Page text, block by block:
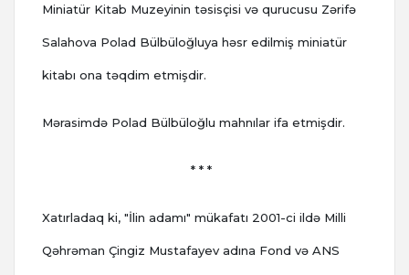
Miniatür Kitab Muzeyinin təsisçisi və qurucusu Zərifə
Salahova Polad Bülbüloğluya həsr edilmiş miniatür
kitabı ona təqdim etmişdir.
Mərasimdə Polad Bülbüloğlu mahnılar ifa etmişdir.
* * *
Xatırladaq ki, "İlin adamı" mükafatı 2001-ci ildə Milli
Qəhrəman Çingiz Mustafayev adına Fond və ANS